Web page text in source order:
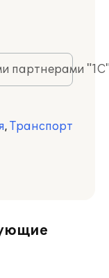
партнерами
, Транспорт